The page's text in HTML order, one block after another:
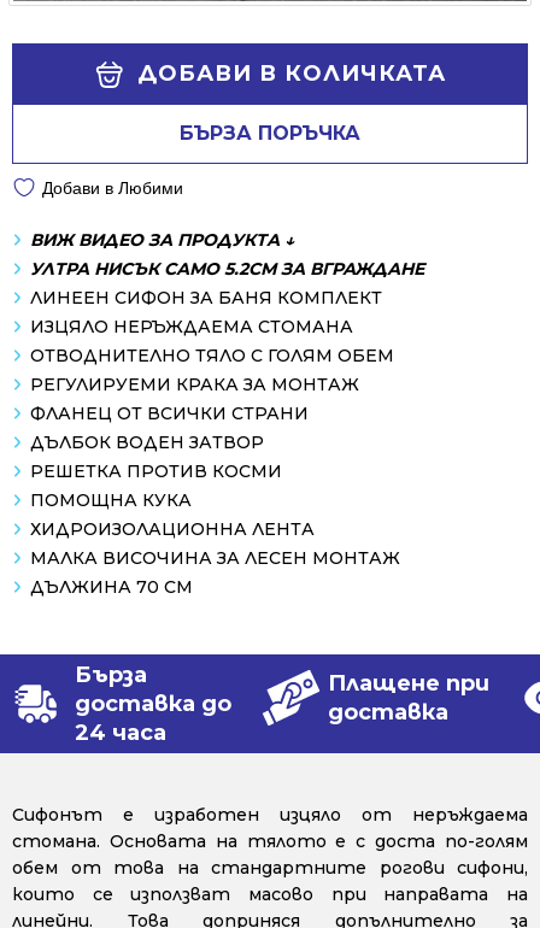
ДОБАВИ В КОЛИЧКАТА
БЪРЗА ПОРЪЧКА
Добави в Любими
ВИЖ ВИДЕО ЗА ПРОДУКТА ↓
УЛТРА НИСЪК САМО 5.2СМ ЗА ВГРАЖДАНЕ
ЛИНЕЕН СИФОН ЗА БАНЯ КОМПЛЕКТ
ИЗЦЯЛО НЕРЪЖДАЕМА СТОМАНА
ОТВОДНИТЕЛНО ТЯЛО С ГОЛЯМ ОБЕМ
РЕГУЛИРУЕМИ КРАКА ЗА МОНТАЖ
ФЛАНЕЦ ОТ ВСИЧКИ СТРАНИ
ДЪЛБОК ВОДЕН ЗАТВОР
РЕШЕТКА ПРОТИВ КОСМИ
ПОМОЩНА КУКА
ХИДРОИЗОЛАЦИОННА ЛЕНТА
МАЛКА ВИСОЧИНА ЗА ЛЕСЕН МОНТАЖ
ДЪЛЖИНА 70 СМ
Бърза
доставка до
24 часа
Плащене при
доставка
Сифонът е изработен изцяло от неръждаема
стомана. Основата на тялото е с доста по-голям
обем от това на стандартните рогови сифони,
които се използват масово при направата на
линейни. Това доприняся допълнително за